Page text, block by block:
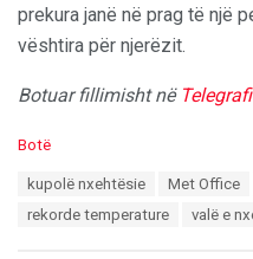
prekura janë në prag të një
vështira për njerëzit.
Botuar fillimisht në Telegrafi
C
Botë
kupolë nxehtësie Met Office
rekorde temperature
valë e